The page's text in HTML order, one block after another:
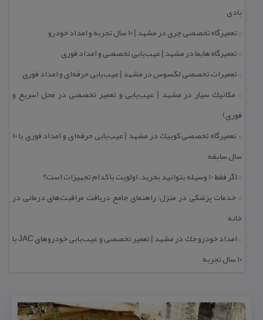
بادی
:: تعمیرگاه تخصصی چری در مشهد | ۱۰ سال تجربه و امداد خودرو
:: تعمیرگاه هایما در مشهد | عیب‌یابی تخصصی و امداد فوری
:: تعمیرات تخصصی لكسوس در مشهد | عیب‌یابی حرفه‌ای و امداد فوری
:: مكانیك سیار در مشهد | عیب‌یابی و تعمیر تخصصی در محل (سریع و
فوری)
::
تعمیرگاه تخصصی كوییك در مشهد | عیب‌یابی حرفه‌ای و امداد فوری با ۱۰
سال سابقه
:: اگر فقط 10 وسیله بتوانید بخرید، اولویت با كدام تجهیزات است؟
:: خدمات پزشكی در منزل؛ راهنمای جامع دریافت مراقبت‌های درمانی در
خانه
::
امداد خودرو جك در مشهد | تعمیر تخصصی و عیب‌یابی خودروهای JAC با
۱۰ سال تجربه